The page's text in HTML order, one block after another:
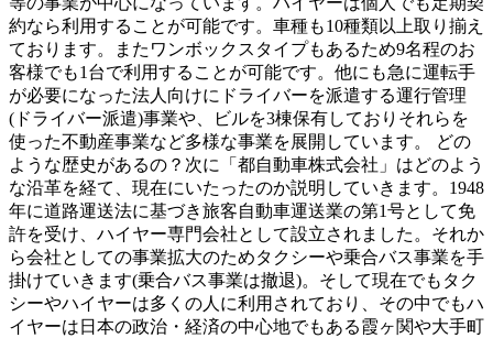
約なら利用することが可能です。車種も10種類以上取り揃え
ております。またワンボックスタイプもあるため9名程のお
客様でも1台で利用することが可能です。他にも急に運転手
が必要になった法人向けにドライバーを派遣する運行管理
(ドライバー派遣)事業や、ビルを3棟保有しておりそれらを
使った不動産事業など多様な事業を展開しています。 どの
ような歴史があるの？次に「都自動車株式会社」はどのよう
な沿革を経て、現在にいたったのか説明していきます。1948
年に道路運送法に基づき旅客自動車運送業の第1号として免
許を受け、ハイヤー専門会社として設立されました。それか
ら会社としての事業拡大のためタクシーや乗合バス事業を手
掛けていきます(乗合バス事業は撤退)。そして現在でもタク
シーやハイヤーは多くの人に利用されており、その中でもハ
イヤーは日本の政治・経済の中心地でもある霞ヶ関や大手町